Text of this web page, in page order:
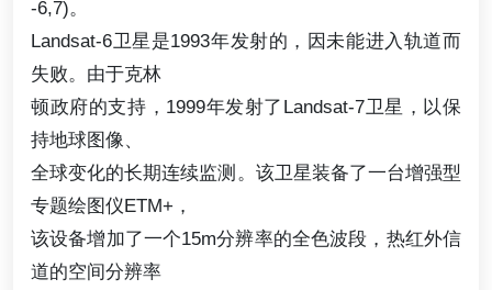
-6,7)。
Landsat-6卫星是1993年发射的，因未能进入轨道而
失败。由于克林
顿政府的支持，1999年发射了Landsat-7卫星，以保
持地球图像、
全球变化的长期连续监测。该卫星装备了一台增强型
专题绘图仪ETM+，
该设备增加了一个15m分辨率的全色波段，热红外信
道的空间分辨率